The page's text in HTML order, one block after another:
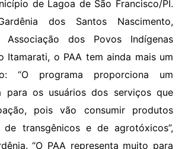
de Lagoa de São Francisco/PI.
dos Santos Nascimento,
Associação dos Povos Indígenas
Itamarati, o PAA tem ainda mais um
“O programa proporciona um
para os usuários dos serviços que
pois vão consumir produtos
de transgênicos e de agrotóxicos”,
“O PAA representa muito para